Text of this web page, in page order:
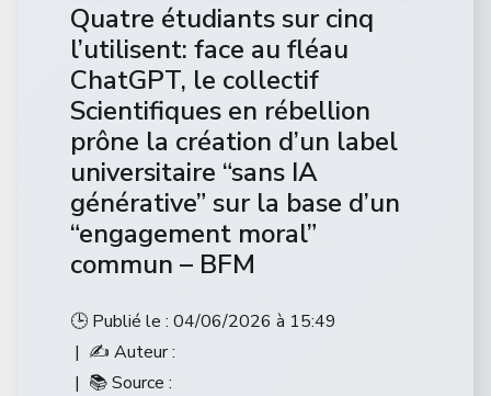
Quatre étudiants sur cinq
l’utilisent: face au fléau
ChatGPT, le collectif
Scientifiques en rébellion
prône la création d’un label
universitaire “sans IA
générative” sur la base d’un
“engagement moral”
commun – BFM
🕒 Publié le : 04/06/2026 à 15:49
| ✍️ Auteur :
| 📚 Source :